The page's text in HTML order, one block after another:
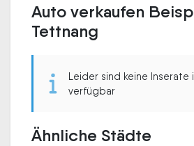
Auto verkaufen
Tettnang
Leider sind keine Inserate
verfügbar
Ähnliche Städte